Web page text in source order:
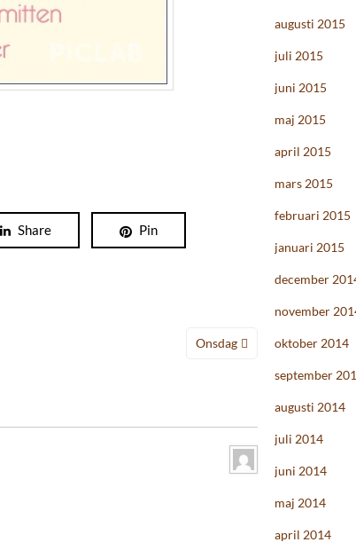
Share Pin
Onsdag
augusti 2015
juli 2015
juni 2015
maj 2015
april 2015
mars 2015
februari 2015
januari 2015
december
november
oktober 2014
september
augusti 2014
juli 2014
juni 2014
maj 2014
april 2014